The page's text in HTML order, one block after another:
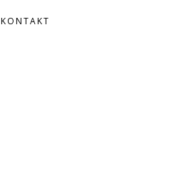
KONTAKT